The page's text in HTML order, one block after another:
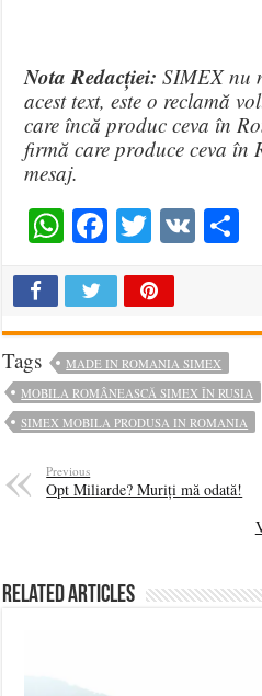
Nota Redacției: SIMEX nu
acest text, este o reclamă
care încă produc ceva în
firmă care produce ceva în
mesaj.
WhatsApp
Facebook
Twitter
VK
Tags
MADE IN ROMANIA SIMEX
MOBILA ROMÂNEASCĂ SIMEX ÎN RUSIA
SIMEX MOBILA PRODUSA IN ROMANIA
Previous
Opt Miliarde? Muriți mă odată!
Related Articles